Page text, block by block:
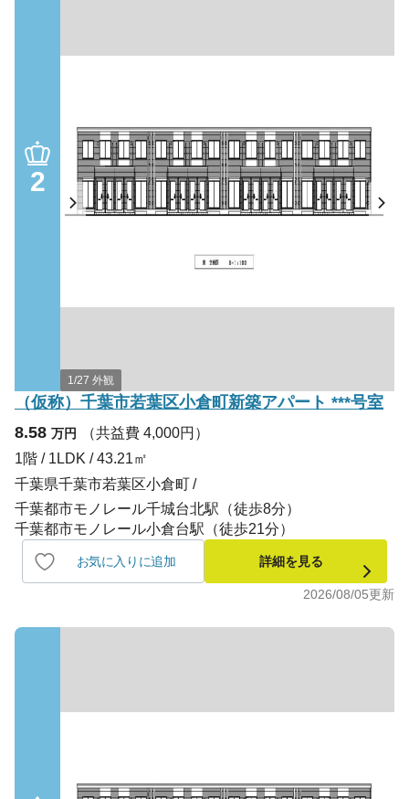
2
1/27 外観
（仮称）千葉市若葉区小倉町新築アパート ***号室
8.58 万円
（共益費 4,000円）
1階 / 1LDK / 43.21㎡
千葉県千葉市若葉区小倉町
千葉都市モノレール千城台北駅（徒歩8分）
千葉都市モノレール小倉台駅（徒歩21分）
お気に入りに追加 詳細を見る
2026/08/05更新